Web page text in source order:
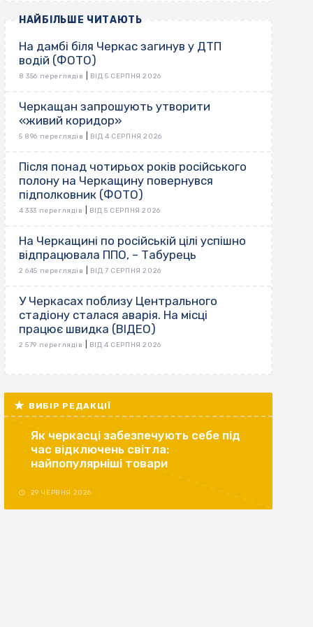
НАЙБІЛЬШЕ ЧИТАЮТЬ
На дамбі біля Черкас загинув у ДТП
водій (ФОТО)
8 356 переглядів ВІД 5 СЕРПНЯ 2026
Черкащан запрошують утворити
«живий коридор»
5 896 переглядів ВІД 4 СЕРПНЯ 2026
Після понад чотирьох років російського
полону на Черкащину повернувся
підполковник (ФОТО)
4 333 переглядів ВІД 5 СЕРПНЯ 2026
На Черкащині по російській цілі успішно
відпрацювала ППО, – Табурець
2 645 переглядів ВІД 7 СЕРПНЯ 2026
У Черкасах поблизу Центрального
стадіону сталася аварія. На місці
працює швидка (ВІДЕО)
2 579 переглядів ВІД 4 СЕРПНЯ 2026
ВИБІР РЕДАКЦІЇ
Як черкасці забезпечують себе під
час відключень світла:
найпопулярніші товари
29 ЧЕРВНЯ 2026